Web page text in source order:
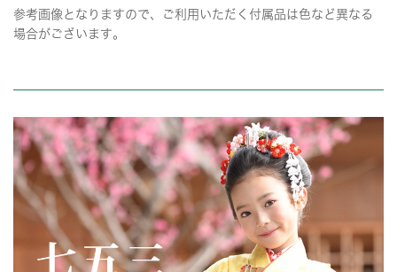
参考画像となりますので、ご利用いただく付属品は色など異なる
場合がございます。